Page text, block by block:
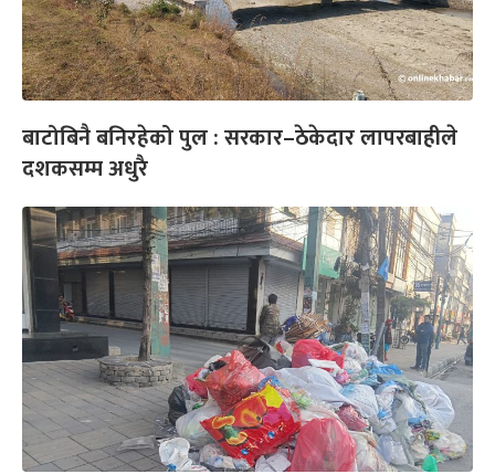
बाटोबिनै बनिरहेको पुल : सरकार–ठेकेदार लापरबाहीले
दशकसम्म अधुरै